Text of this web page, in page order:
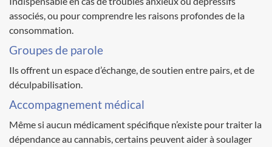
associés, ou pour comprendre les raisons profondes de la
consommation.
Groupes de parole
Ils offrent un espace d’échange, de soutien entre pairs, et de
déculpabilisation.
Accompagnement médical
Même si aucun médicament spécifique n’existe pour traiter la
dépendance au cannabis, certains peuvent aider à soulager